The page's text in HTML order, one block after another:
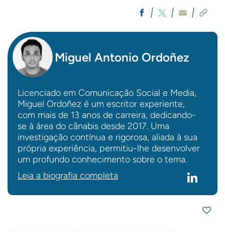
Miguel Antonio Ordoñez
Licenciado em Comunicação Social e Media,
Miguel Ordoñez é um escritor experiente,
com mais de 13 anos de carreira, dedicando-
se à área do cânabis desde 2017. Uma
investigação contínua e rigorosa, aliada à sua
própria experiência, permitiu-lhe desenvolver
um profundo conhecimento sobre o tema.
Leia a biografia completa